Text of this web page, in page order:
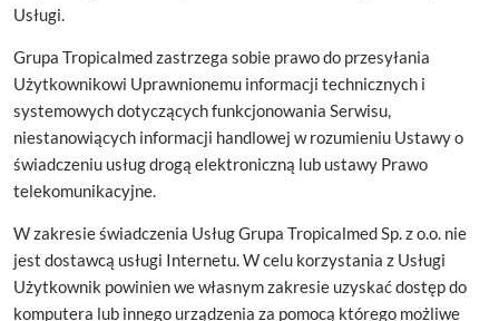
Usługi.
Grupa Tropicalmed zastrzega sobie prawo do przesyłania
Użytkownikowi Uprawnionemu informacji technicznych i
systemowych dotyczących funkcjonowania Serwisu,
niestanowiących informacji handlowej w rozumieniu Ustawy o
świadczeniu usług drogą elektroniczną lub ustawy Prawo
telekomunikacyjne.
W zakresie świadczenia Usług Grupa Tropicalmed Sp. z o.o. nie
jest dostawcą usługi Internetu. W celu korzystania z Usługi
Użytkownik powinien we własnym zakresie uzyskać dostęp do
komputera lub innego urządzenia za pomocą którego możliwe